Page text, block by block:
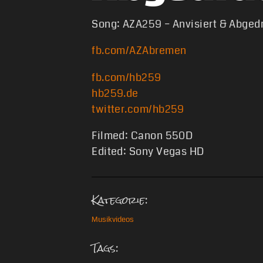
Song: AZA259 – Anvisiert &
fb.com/AZAbremen
fb.com/hb259
hb259.de
twitter.com/hb259
Filmed: Canon 550D
Edited: Sony Vegas HD
Kategorie:
Musikvideos
Tags: